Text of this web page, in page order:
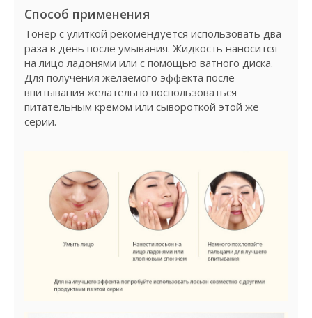
Способ применения
Тонер с улиткой рекомендуется использовать два
раза в день после умывания. Жидкость наносится
на лицо ладонями или с помощью ватного диска.
Для получения желаемого эффекта после
впитывания желательно воспользоваться
питательным кремом или сывороткой этой же
серии.